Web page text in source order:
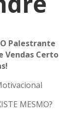
Palestrante
Vendas Certo
MESMO?